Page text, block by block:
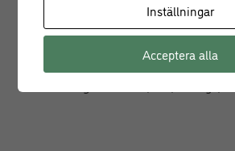
• Passar perfekt till Leilas emaljprodukter
Inställningar
Acceptera alla